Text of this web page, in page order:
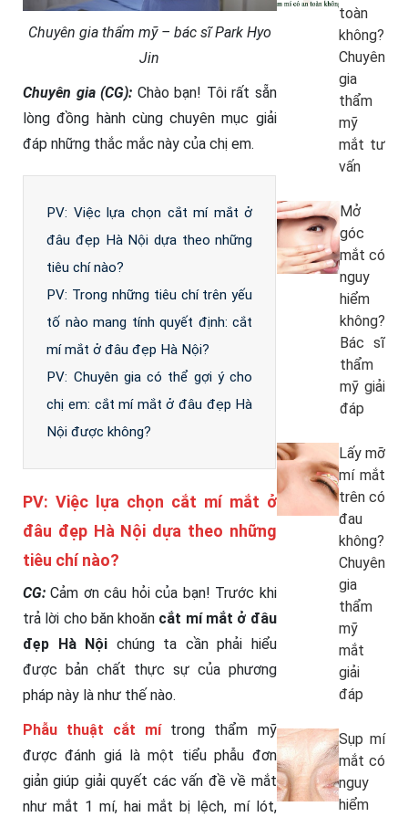
Chuyên gia thẩm mỹ – bác sĩ Park Hyo
Jin
Chuyên gia (CG): Chào bạn! Tôi rất sẵn
lòng đồng hành cùng chuyên mục giải
đáp những thắc mắc này của chị em.
PV: Việc lựa chọn cắt mí mắt ở
đâu đẹp Hà Nội dựa theo những
tiêu chí nào?
PV: Trong những tiêu chí trên yếu
tố nào mang tính quyết định: cắt
mí mắt ở đâu đẹp Hà Nội?
PV: Chuyên gia có thể gợi ý cho
chị em: cắt mí mắt ở đâu đẹp Hà
Nội được không?
PV: Việc lựa chọn cắt mí mắt ở
đâu đẹp Hà Nội dựa theo những
tiêu chí nào?
CG: Cảm ơn câu hỏi của bạn! Trước khi
trả lời cho băn khoăn cắt mí mắt ở đâu
đẹp Hà Nội chúng ta cần phải hiểu
được bản chất thực sự của phương
pháp này là như thế nào.
Phẫu thuật cắt mítrong thẩm mỹ
được đánh giá là một tiểu phẫu đơn
giản giúp giải quyết các vấn đề về mắt
như mắt 1 mí, hai mắt bị lệch, mí lót,
toàn
không?
Chuyên
gia
thẩm
mỹ
mắt tư
vấn
Mở
góc
mắt có
nguy
hiểm
không?
Bác sĩ
thẩm
mỹ giải
đáp
Lấy mỡ
mí mắt
trên có
đau
không?
Chuyên
gia
thẩm
mỹ
mắt
giải
đáp
Sụp mí
mắt có
nguy
hiểm